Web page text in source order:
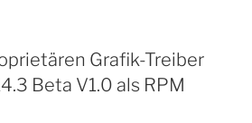
Grafik-Treiber
Beta V1.0 als RPM